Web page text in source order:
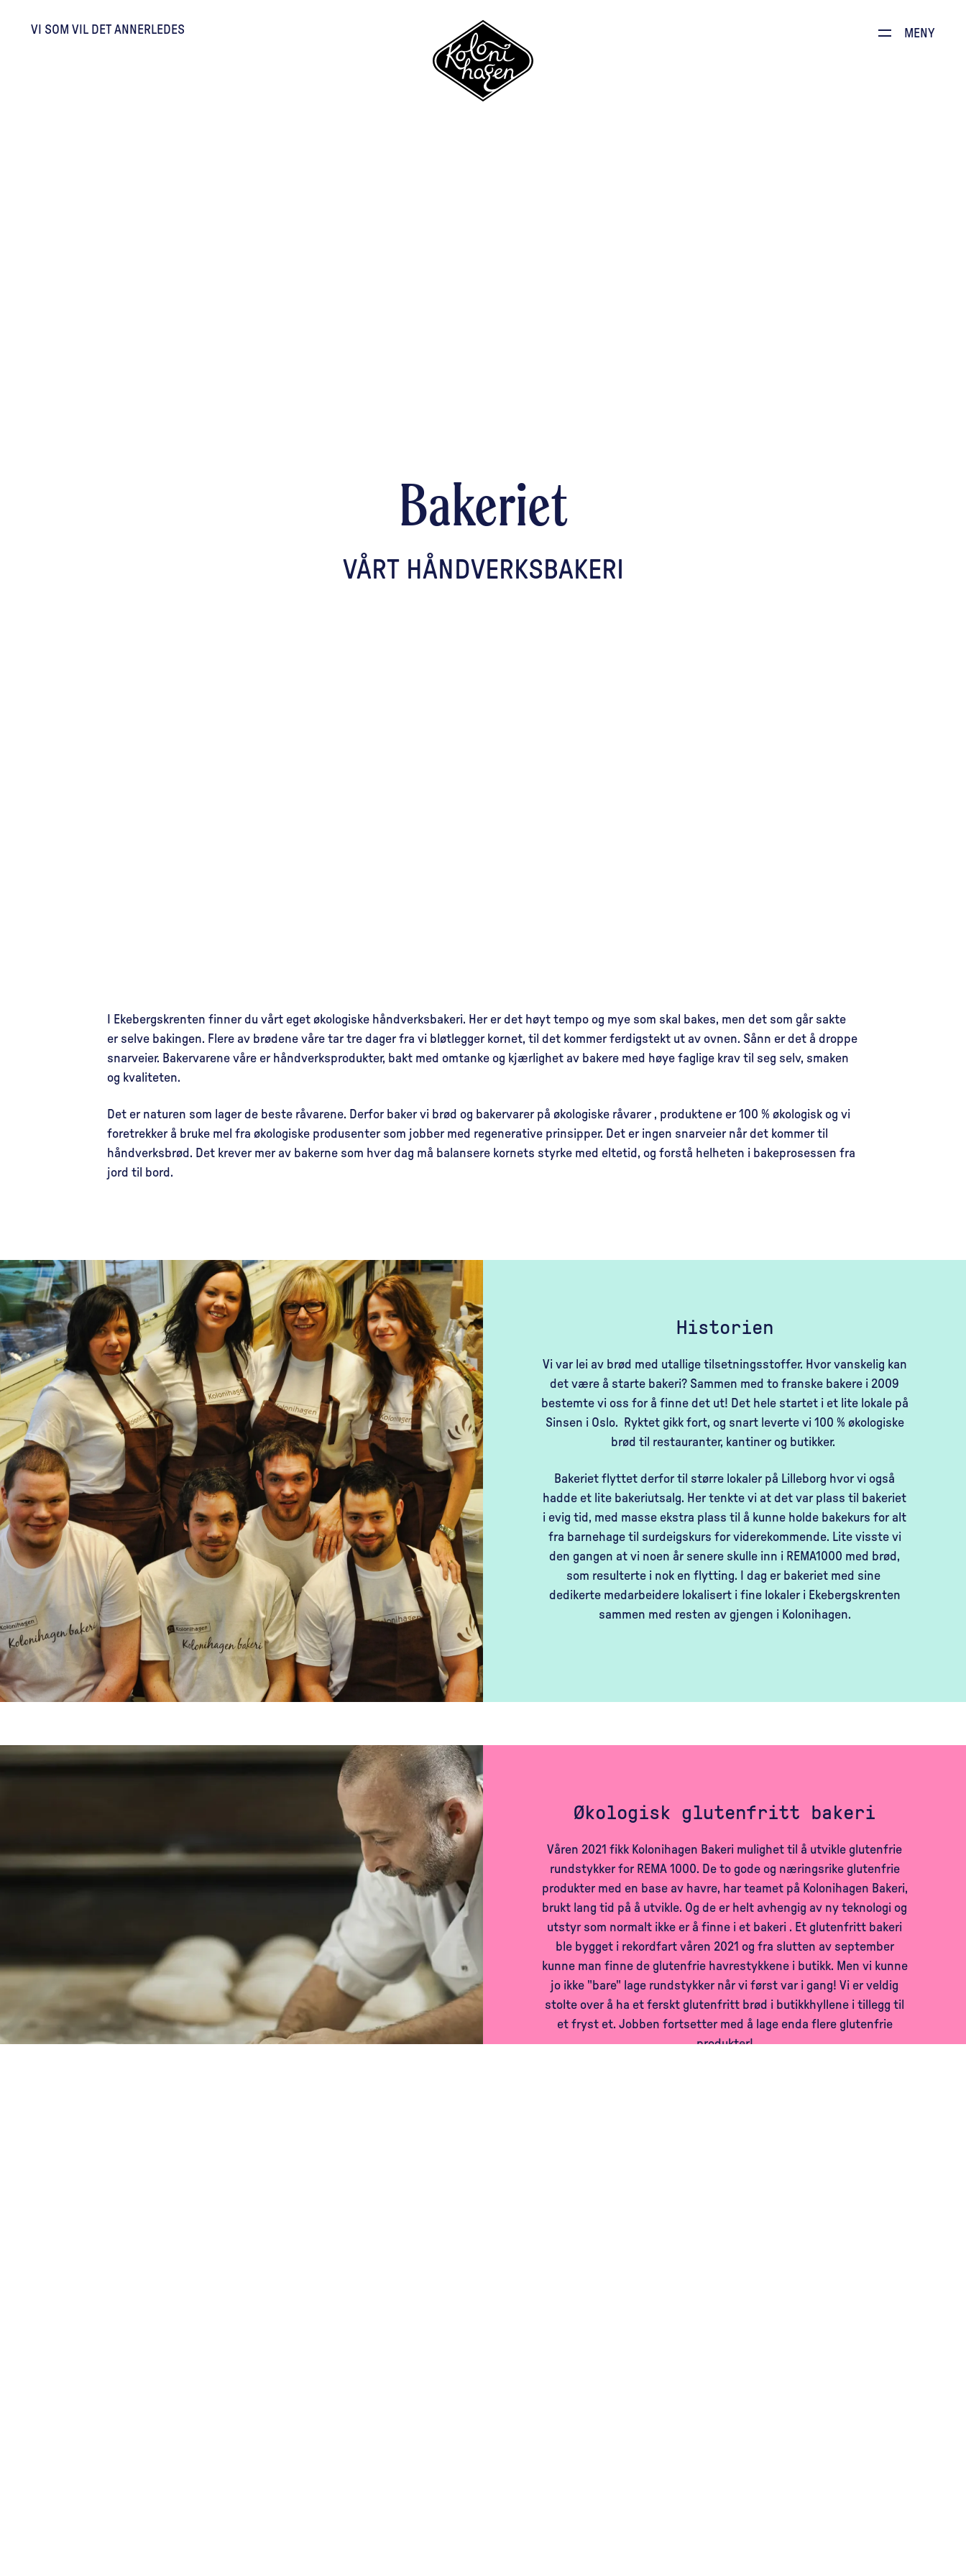
VI SOM VIL DET ANNERLEDES MENY
Bakeriet
VÅRT HÅNDVERKSBAKERI
I Ekebergskrenten finner du vårt eget økologiske håndverksbakeri. Her er det høyt tempo og mye som skal bakes, men det som går sakte
er selve bakingen. Flere av brødene våre tar tre dager fra vi bløtlegger kornet, til det kommer ferdigstekt ut av ovnen. Sånn er det å droppe
snarveier. Bakervarene våre er håndverksprodukter, bakt med omtanke og kjærlighet av bakere med høye faglige krav til seg selv, smaken
og kvaliteten.
Det er naturen som lager de beste råvarene. Derfor baker vi brød og bakervarer på økologiske råvarer , produktene er 100 % økologisk og vi
foretrekker å bruke mel fra økologiske produsenter som jobber med regenerative prinsipper. Det er ingen snarveier når det kommer til
håndverksbrød. Det krever mer av bakerne som hver dag må balansere kornets styrke med eltetid, og forstå helheten i bakeprosessen fra
jord til bord.
Historien
Vi var lei av brød med utallige tilsetningsstoffer. Hvor vanskelig kan
det være å starte bakeri? Sammen med to franske bakere i 2009
bestemte vi oss for å finne det ut! Det hele startet i et lite lokale på
Sinsen i Oslo. Ryktet gikk fort, og snart leverte vi 100 % økologiske
brød til restauranter, kantiner og butikker.
Bakeriet flyttet derfor til større lokaler på Lilleborg hvor vi også
hadde et lite bakeriutsalg. Her tenkte vi at det var plass til bakeriet
i evig tid, med masse ekstra plass til å kunne holde bakekurs for alt
fra barnehage til surdeigskurs for viderekommende. Lite visste vi
den gangen at vi noen år senere skulle inn i REMA1000 med brød,
som resulterte i nok en flytting. I dag er bakeriet med sine
dedikerte medarbeidere lokalisert i fine lokaler i Ekebergskrenten
sammen med resten av gjengen i Kolonihagen.
Økologisk glutenfritt bakeri
Våren 2021 fikk Kolonihagen Bakeri mulighet til å utvikle glutenfrie
rundstykker for REMA 1000. De to gode og næringsrike glutenfrie
produkter med en base av havre, har teamet på Kolonihagen Bakeri,
brukt lang tid på å utvikle. Og de er helt avhengig av ny teknologi og
utstyr som normalt ikke er å finne i et bakeri . Et glutenfritt bakeri
ble bygget i rekordfart våren 2021 og fra slutten av september
kunne man finne de glutenfrie havrestykkene i butikk. Men vi kunne
jo ikke "bare" lage rundstykker når vi først var i gang! Vi er veldig
stolte over å ha et ferskt glutenfritt brød i butikkhyllene i tillegg til
et fryst et. Jobben fortsetter med å lage enda flere glutenfrie
produkter!